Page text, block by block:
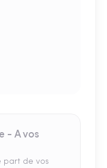
- A vos
part de vos